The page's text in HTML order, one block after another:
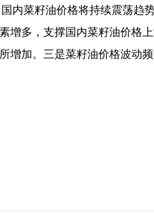
内菜籽油价格将持续震荡趋
增多，支撑国内菜籽油价格
增加。三是菜籽油价格波动